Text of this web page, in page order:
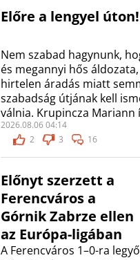
Előre a lengyel úton!
Nem szabad hagynunk,
és megannyi hős
hirtelen áradás miatt
szabadság útjának kell
válnia. Krupincza Mariann
2026.08.06 04:14
2
3 16
Előnyt szerzett a
Ferencváros a
Górnik Zabrze ellen
az Európa-ligában
A Ferencváros 1–0-ra